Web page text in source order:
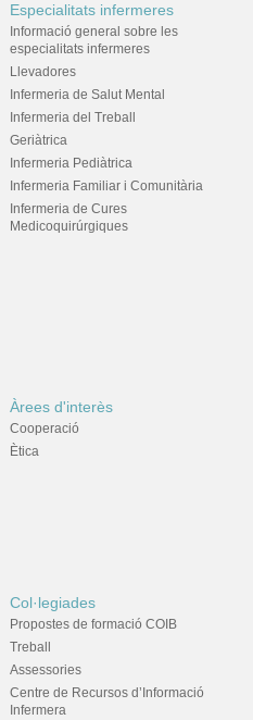
Especialitats infermeres
Informació general sobre les
especialitats infermeres
Llevadores
Infermeria de Salut Mental
Infermeria del Treball
Geriàtrica
Infermeria Pediàtrica
Infermeria Familiar i Comunitària
Infermeria de Cures
Medicoquirúrgiques
Àrees d'interès
Cooperació
Ètica
Col·legiades
Propostes de formació COIB
Treball
Assessories
Centre de Recursos d’Informació
Infermera